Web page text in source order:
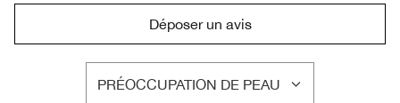
Déposer un avis
PRÉOCCUPATION DE PEAU
FRANÇAIS